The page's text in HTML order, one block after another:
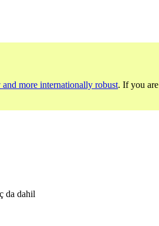
more internationally robust. If you are
da dahil